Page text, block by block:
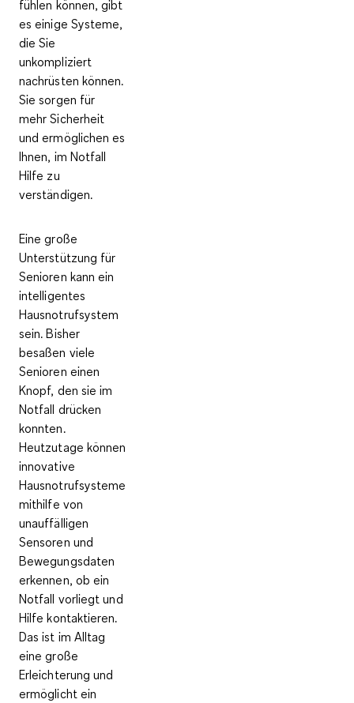
fühlen können, gibt
es einige Systeme,
die Sie
unkompliziert
nachrüsten können.
Sie sorgen für
mehr Sicherheit
und ermöglichen es
Ihnen, im Notfall
Hilfe zu
verständigen.
Eine große
Unterstützung für
Senioren kann ein
intelligentes
Hausnotrufsystem
sein. Bisher
besaßen viele
Senioren einen
Knopf, den sie im
Notfall drücken
konnten.
Heutzutage können
innovative
Hausnotrufsysteme
mithilfe von
unauffälligen
Sensoren und
Bewegungsdaten
erkennen, ob ein
Notfall vorliegt und
Hilfe kontaktieren.
Das ist im Alltag
eine große
Erleichterung und
ermöglicht ein